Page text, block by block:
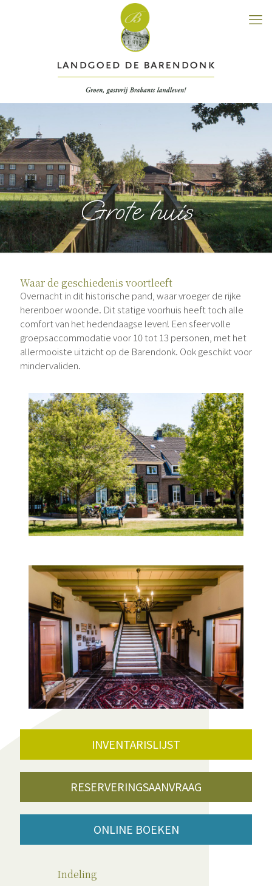
Grote huis
Waar de geschiedenis voortleeft
Overnacht in dit historische pand, waar vroeger de rijke
herenboer woonde. Dit statige voorhuis heeft toch alle
comfort van het hedendaagse leven! Een sfeervolle
groepsaccommodatie voor 10 tot 13 personen, met het
allermooiste uitzicht op de Barendonk. Ook geschikt voor
mindervaliden.
INVENTARISLIJST
RESERVERINGSAANVRAAG
ONLINE BOEKEN
Indeling